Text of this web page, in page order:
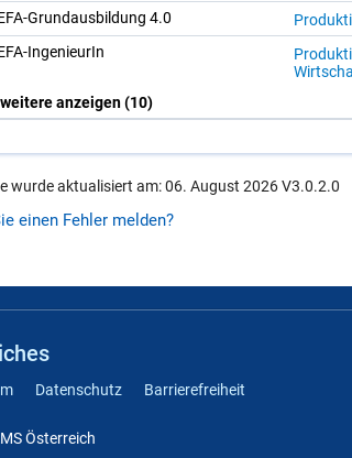
Grund­aus­bil­dung 4.0
In­ge­nieu­rIn
weitere anzeigen(10)
wurde aktualisiert am: 06. August 2026 V3.0.2.0
einen Fehler melden?
Datenschutz Barrierefreiheit
Österreich